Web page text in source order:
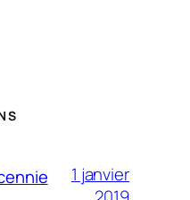
1 janvier